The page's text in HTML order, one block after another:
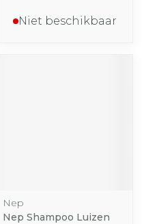
Niet beschikbaar
Nep
Nep Shampoo Luizen